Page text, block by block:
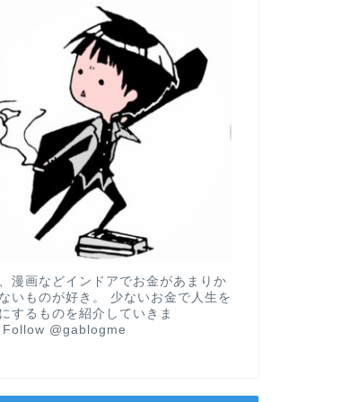
漫画などインドアでお金があまりか
いものが好き。 少ないお金で人生を
するものを紹介していきま
Follow @gablogme